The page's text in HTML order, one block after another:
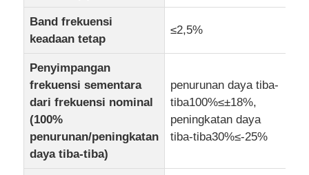
Band frekuensi
keadaan tetap
≤2,5%
Penyimpangan
frekuensi sementara
dari frekuensi nominal
(100%
penurunan/peningkatan
daya tiba-tiba)
penurunan daya tiba-
tiba100%≤±18%,
peningkatan daya
tiba-tiba30%≤-25%